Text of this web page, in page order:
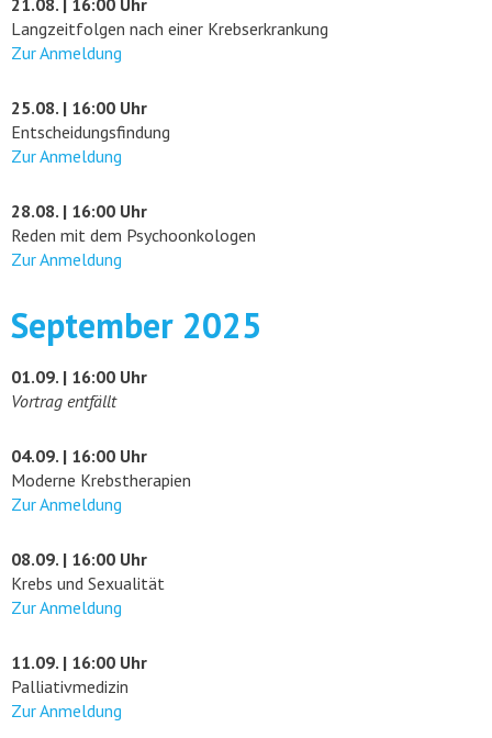
21.08. | 16:00 Uhr
Langzeitfolgen nach einer Krebserkrankung
Zur Anmeldung
25.08. | 16:00 Uhr
Entscheidungsfindung
Zur Anmeldung
28.08. | 16:00 Uhr
Reden mit dem Psychoonkologen
Zur Anmeldung
September 2025
01.09. | 16:00 Uhr
Vortrag entfällt
04.09. | 16:00 Uhr
Moderne Krebstherapien
Zur Anmeldung
08.09. | 16:00 Uhr
Krebs und Sexualität
Zur Anmeldung
11.09. | 16:00 Uhr
Palliativmedizin
Zur Anmeldung